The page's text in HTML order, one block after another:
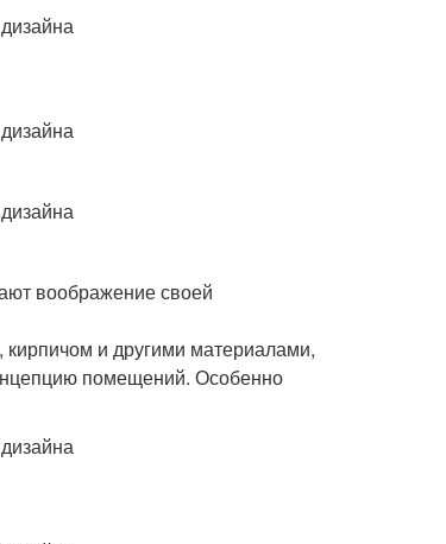
воображение своей
и другими материалами,
помещений. Особенно